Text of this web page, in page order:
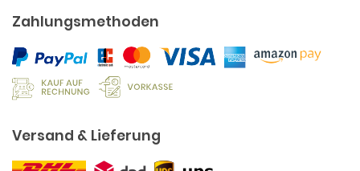
Zahlungsmethoden
Versand & Lieferung